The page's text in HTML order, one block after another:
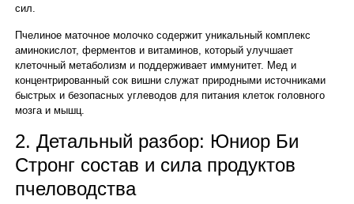
сил.
Пчелиное маточное молочко содержит уникальный комплекс
аминокислот, ферментов и витаминов, который улучшает
клеточный метаболизм и поддерживает иммунитет. Мед и
концентрированный сок вишни служат природными источниками
быстрых и безопасных углеводов для питания клеток головного
мозга и мышц.
2. Детальный разбор: Юниор Би
Стронг состав и сила продуктов
пчеловодства